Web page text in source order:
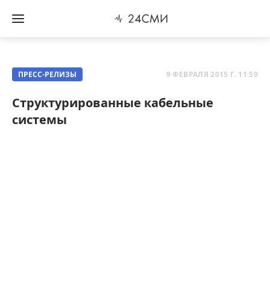
ПРЕСС-РЕЛИЗЫ 9 ФЕВРАЛЯ 2015 Г. 11:59
Структурированные кабельные
системы